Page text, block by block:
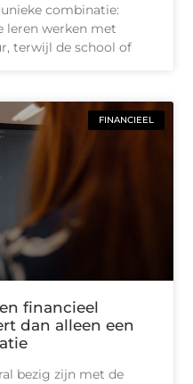
combinatie:
leren werken met
terwijl de school of
FINANCIEEL
financieel
dan alleen een
bezig zijn met de